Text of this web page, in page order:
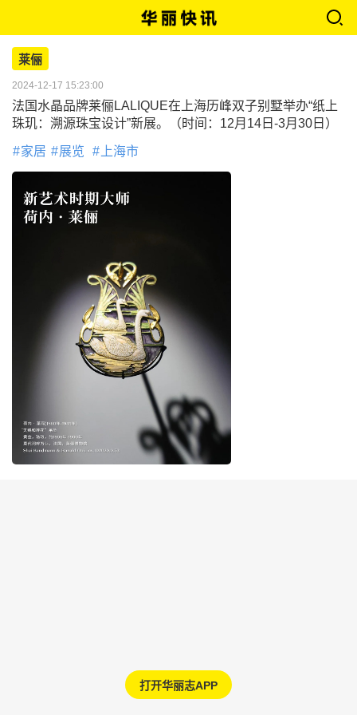
莱俪
2024-12-17 15:23:00
法国水晶品牌莱俪LALIQUE在上海历峰双子别墅举办“纸上
珠玑：溯源珠宝设计”新展。（时间：12月14日-3月30日）
家居 展览 上海市
打开华丽志APP